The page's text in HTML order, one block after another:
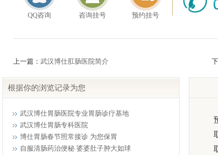
QQ咨询 咨询挂号 预约挂号
上一篇： 武汉博仕肛肠医院简介
根据你的浏览记录为您
武汉博仕胃肠医院专业胃肠诊疗基地
武汉博仕胃肠专科医院
博仕胃肠春节照常接诊 为您保胃
自服清肠药治便秘 婆婆肚子肿大如球